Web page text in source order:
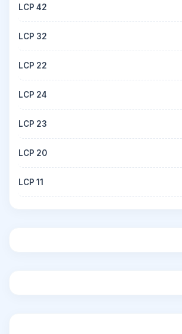
LCP 42
LCP 32
LCP 22
LCP 24
LCP 23
LCP 20
LCP 11